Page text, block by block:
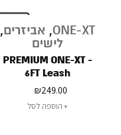
ONE-XT
, אביזרים,
לישים
PREMIUM ONE-XT -
6FT Leash
₪249.00
הוספה לסל